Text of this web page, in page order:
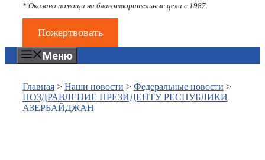
* Оказано помощи на благотворительные цели с 1987.
Пожертвовать
Меню
Главная > Наши новости > Федеральные новости >
ПОЗДРАВЛЕНИЕ ПРЕЗИДЕНТУ РЕСПУБЛИКИ
АЗЕРБАЙДЖАН